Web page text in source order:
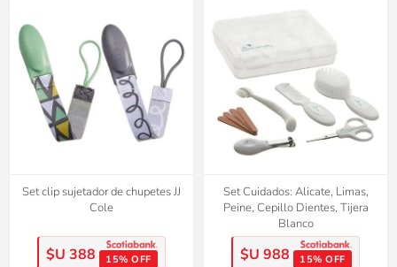
Set clip sujetador de chupetes JJ
Cole
$U 388 15% OFF
Set Cuidados: Alicate, Limas,
Peine, Cepillo Dientes, Tijera
Blanco
$U 988 15% OFF